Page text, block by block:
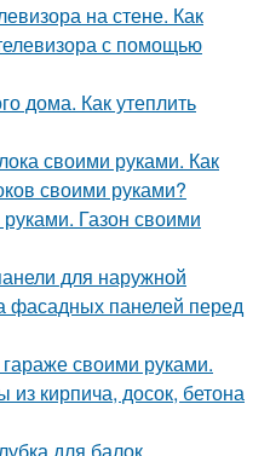
на стене. Как
с помощью
дома. Как утеплить
своими руками. Как
своими руками?
руками. Газон своими
для наружной
фасадных панелей перед
своими руками.
кирпича, досок, бетона